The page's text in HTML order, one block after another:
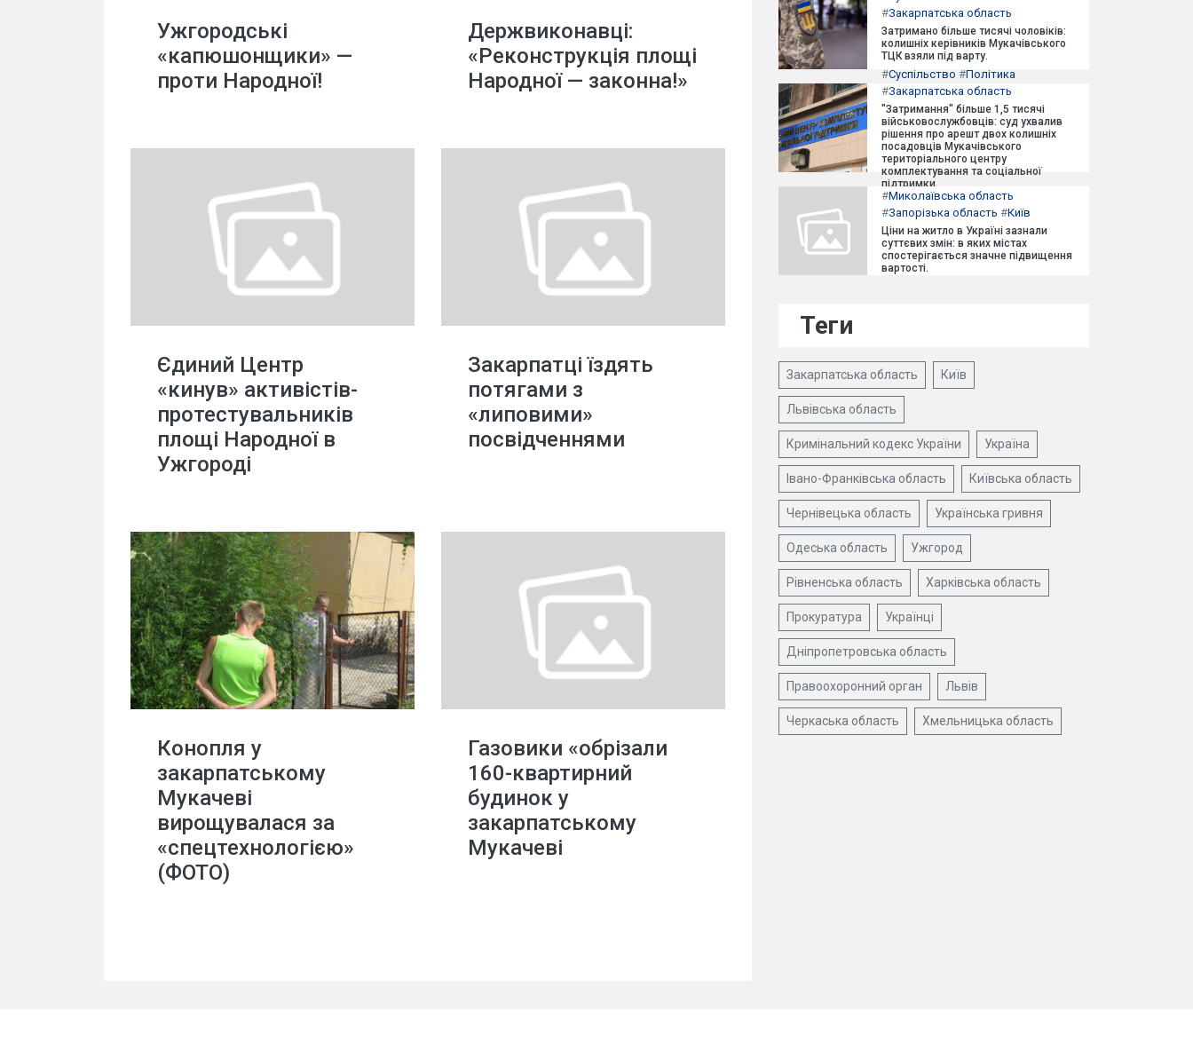
Ужгородські
«капюшонщики» —
проти Народної!
Держвиконавці:
«Реконструкція площі
Народної — законна!»
Єдиний Центр
«кинув» активістів-
протестувальників
площі Народної в
Ужгороді
Закарпатці їздять
потягами з
«липовими»
посвідченнями
Конопля у
закарпатському
Мукачеві
вирощувалася за
«спецтехнологією»
(ФОТО)
Газовики «обрізали
160-квартирний
будинок у
закарпатському
Мукачеві
#Закарпатська область
Затримано більше тисячі чоловіків:
колишніх керівників Мукачівського
ТЦК взяли під варту.
#Суспільство #Політика
#Закарпатська область
"Затримання" більше 1,5 тисячі
військовослужбовців: суд ухвалив
рішення про арешт двох колишніх
посадовців Мукачівського
територіального центру
комплектування та соціальної
підтримки.
#Миколаївська область
#Запорізька область #Київ
Ціни на житло в Україні зазнали
суттєвих змін: в яких містах
спостерігається значне підвищення
вартості.
Теги
Закарпатська область Київ
Львівська область
Кримінальний кодекс України Україна
Івано-Франківська область Київська область
Чернівецька область Українська гривня
Одеська область Ужгород
Рівненська область Харківська область
Прокуратура Українці
Дніпропетровська область
Правоохоронний орган Львів
Черкаська область Хмельницька область